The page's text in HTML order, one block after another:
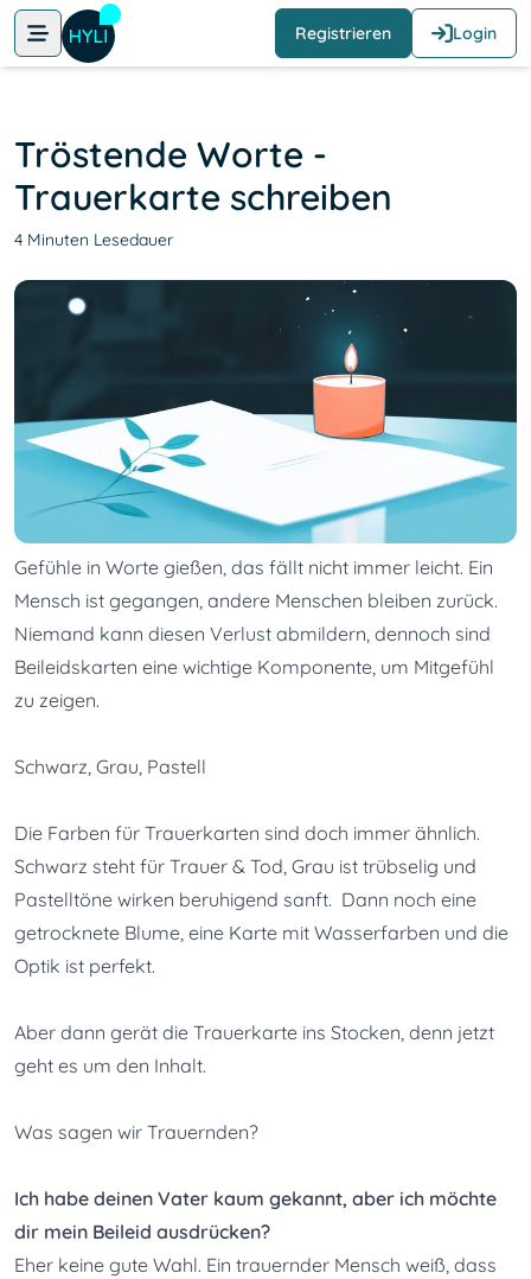
Registrieren Login
Tröstende Worte -
Trauerkarte schreiben
4 Minuten Lesedauer
Gefühle in Worte gießen, das fällt nicht immer leicht. Ein
Mensch ist gegangen, andere Menschen bleiben zurück.
Niemand kann diesen Verlust abmildern, dennoch sind
Beileidskarten eine wichtige Komponente, um Mitgefühl
zu zeigen.
Schwarz, Grau, Pastell
Die Farben für Trauerkarten sind doch immer ähnlich.
Schwarz steht für Trauer & Tod, Grau ist trübselig und
Pastelltöne wirken beruhigend sanft.  Dann noch eine
getrocknete Blume, eine Karte mit Wasserfarben und die
Optik ist perfekt.
Aber dann gerät die Trauerkarte ins Stocken, denn jetzt
geht es um den Inhalt.
Was sagen wir Trauernden?
Ich habe deinen Vater kaum gekannt, aber ich möchte
dir mein Beileid ausdrücken?
Eher keine gute Wahl. Ein trauernder Mensch weiß, dass